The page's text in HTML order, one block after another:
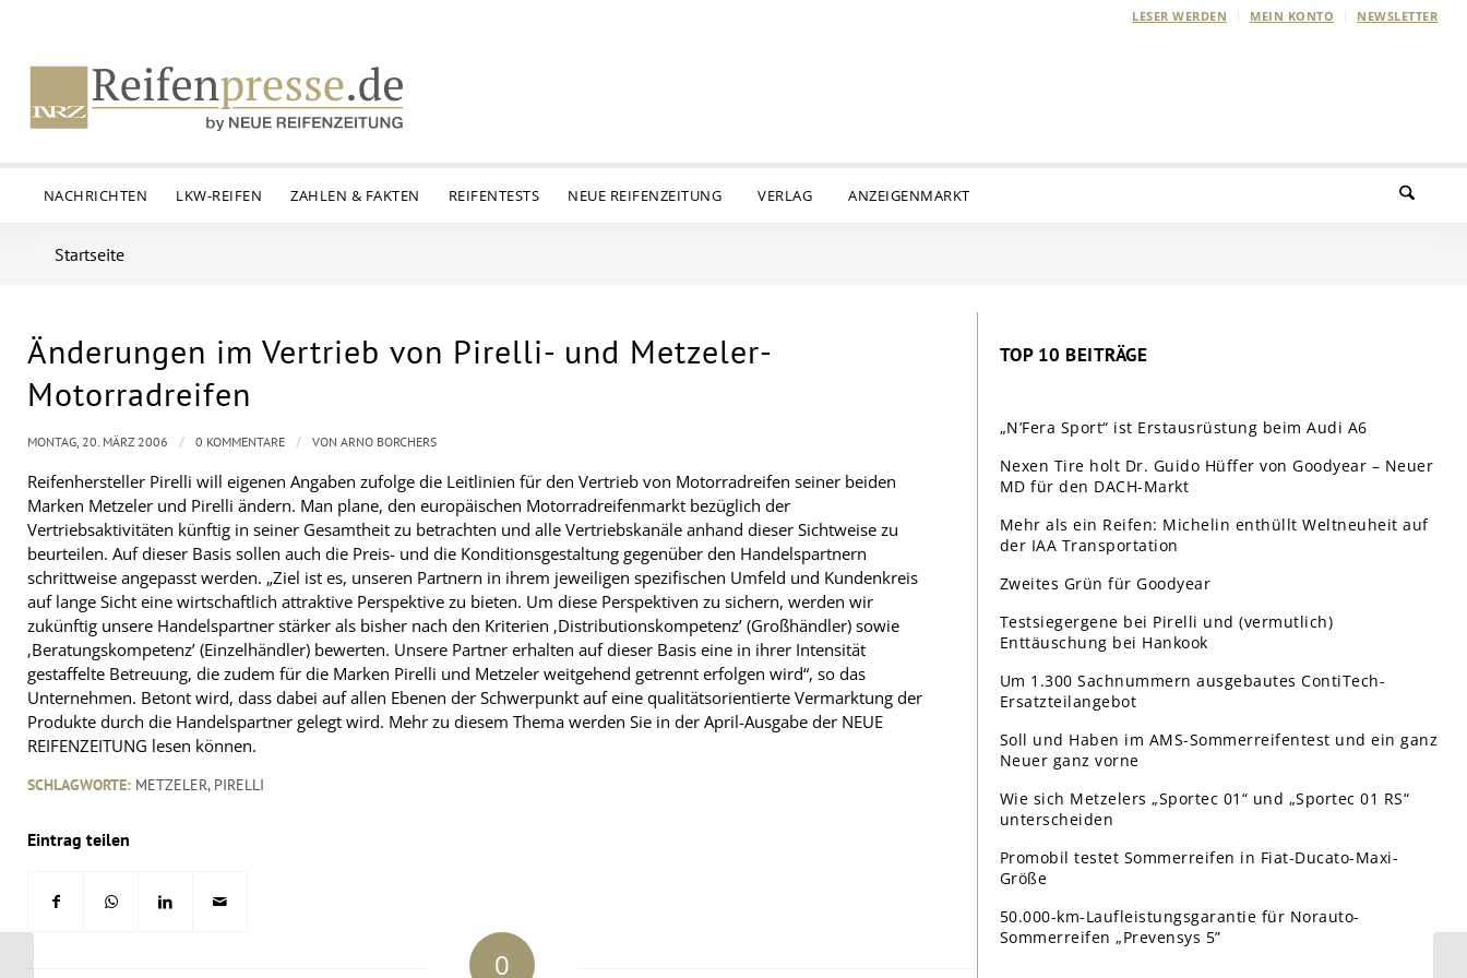
LESER WERDEN MEIN KONTO NEWSLETTER
NACHRICHTEN LKW-REIFEN ZAHLEN & FAKTEN REIFENTESTS NEUE REIFENZEITUNG VERLAG ANZEIGENMARKT
Startseite
Änderungen im Vertrieb von Pirelli- und Metzeler-
Motorradreifen
Reifenhersteller Pirelli will eigenen Angaben zufolge die Leitlinien für den Vertrieb von Motorradreifen seiner beiden
Marken Metzeler und Pirelli ändern. Man plane, den europäischen Motorradreifenmarkt bezüglich der
Vertriebsaktivitäten künftig in seiner Gesamtheit zu betrachten und alle Vertriebskanäle anhand dieser Sichtweise zu
beurteilen. Auf dieser Basis sollen auch die Preis- und die Konditionsgestaltung gegenüber den Handelspartnern
schrittweise angepasst werden. „Ziel ist es, unseren Partnern in ihrem jeweiligen spezifischen Umfeld und Kundenkreis
auf lange Sicht eine wirtschaftlich attraktive Perspektive zu bieten. Um diese Perspektiven zu sichern, werden wir
zukünftig unsere Handelspartner stärker als bisher nach den Kriterien ‚Distributionskompetenz’ (Großhändler) sowie
‚Beratungskompetenz’ (Einzelhändler) bewerten. Unsere Partner erhalten auf dieser Basis eine in ihrer Intensität
gestaffelte Betreuung, die zudem für die Marken Pirelli und Metzeler weitgehend getrennt erfolgen wird“, so das
Unternehmen. Betont wird, dass dabei auf allen Ebenen der Schwerpunkt auf eine qualitätsorientierte Vermarktung der
Produkte durch die Handelspartner gelegt wird. Mehr zu diesem Thema werden Sie in der April-Ausgabe der NEUE
REIFENZEITUNG lesen können.
MONTAG, 20. MÄRZ 2006 / 0 KOMMENTARE / VON ARNO BORCHERS
SCHLAGWORTE: METZELER, PIRELLI
Eintrag teilen
0
TOP 10 BEITRÄGE
„N’Fera Sport“ ist Erstausrüstung beim Audi A6
Nexen Tire holt Dr. Guido Hüffer von Goodyear – Neuer
MD für den DACH-Markt
Mehr als ein Reifen: Michelin enthüllt Weltneuheit auf
der IAA Transportation
Zweites Grün für Goodyear
Testsiegergene bei Pirelli und (vermutlich)
Enttäuschung bei Hankook
Um 1.300 Sachnummern ausgebautes ContiTech-
Ersatzteilangebot
Soll und Haben im AMS-Sommerreifentest und ein ganz
Neuer ganz vorne
Wie sich Metzelers „Sportec 01“ und „Sportec 01 RS“
unterscheiden
Promobil testet Sommerreifen in Fiat-Ducato-Maxi-
Größe
50.000-km-Laufleistungsgarantie für Norauto-
Sommerreifen „Prevensys 5”